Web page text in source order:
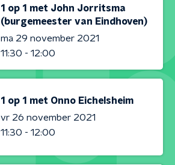
1 op 1 met John Jorritsma
(burgemeester van Eindhoven)
ma 29 november 2021
11:30 - 12:00
1 op 1 met Onno Eichelsheim
vr 26 november 2021
11:30 - 12:00